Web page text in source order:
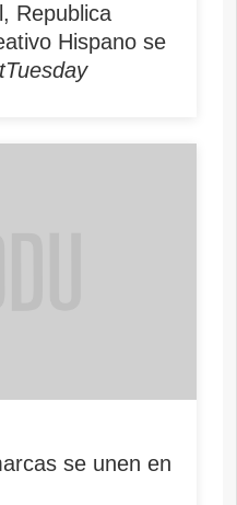
Republica
Hispano se
se unen en